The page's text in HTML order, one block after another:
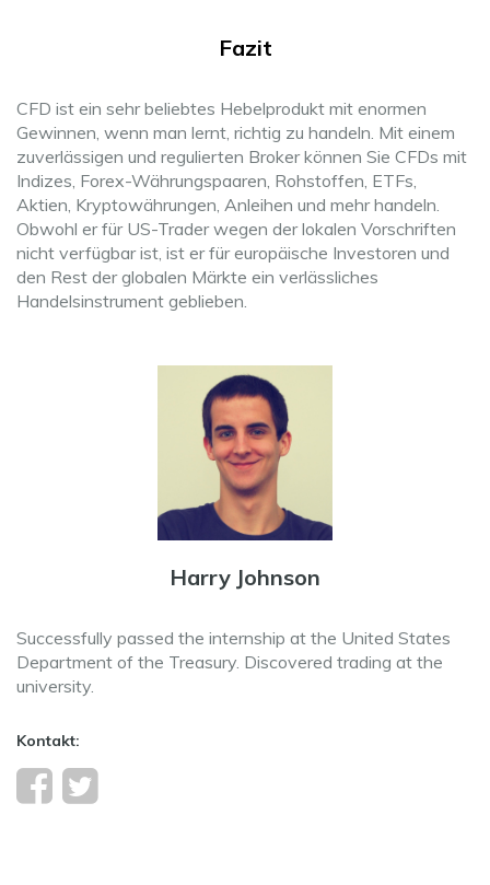
Fazit
CFD ist ein sehr beliebtes Hebelprodukt mit enormen
Gewinnen, wenn man lernt, richtig zu handeln. Mit einem
zuverlässigen und regulierten Broker können Sie CFDs mit
Indizes, Forex-Währungspaaren, Rohstoffen, ETFs,
Aktien, Kryptowährungen, Anleihen und mehr handeln.
Obwohl er für US-Trader wegen der lokalen Vorschriften
nicht verfügbar ist, ist er für europäische Investoren und
den Rest der globalen Märkte ein verlässliches
Handelsinstrument geblieben.
Harry Johnson
Successfully passed the internship at the United States
Department of the Treasury. Discovered trading at the
university.
Kontakt: